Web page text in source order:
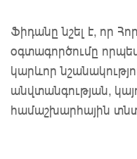
Ֆիդանը նշել է, որ
օգտագործումը
կարևոր
անվտանգության,
համաշխարհային